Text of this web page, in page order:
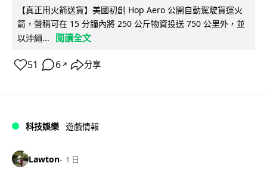
【真正用火箭送貨】美國初創 Hop Aero 公開自動駕駛貨運火
箭，聲稱可在 15 分鐘內將 250 公斤物資投送 750 公里外，並
以沖繩...
閱讀全文
51 6 ↗ 分享
科技娛樂 遊戲情報
Lawton 1 日